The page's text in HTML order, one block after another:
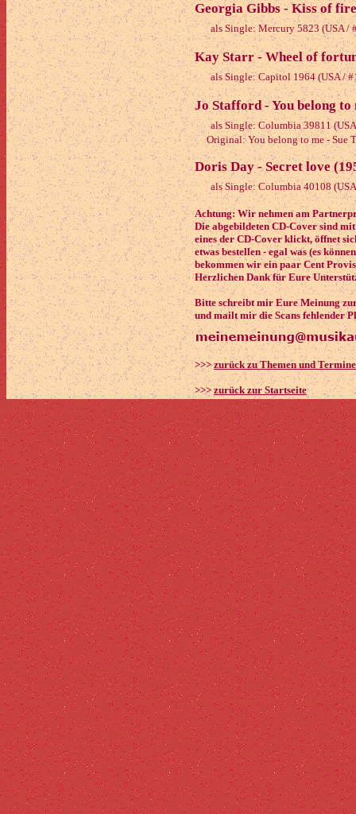
Georgia Gibbs - Kiss of
als Single: Mercury 5823 (USA /
Kay Starr - Wheel of
als Single: Capitol 1964 (USA /
Jo Stafford - You belong to
als Single: Columbia 39811
Original: You belong to me - Sue
Doris Day - Secret love
als Single: Columbia 40108
Achtung: Wir nehmen am
Die abgebildeten CD-Cover sind
eines der CD-Cover klickt, öffnet
etwas bestellen - egal was (es
bekommen wir ein paar Cent
Herzlichen Dank für Eure
Bitte schreibt mir Eure Meinung
und mailt mir die Scans fehlender
>>>zurück zu Themen und
>>>zurück zur Startseite